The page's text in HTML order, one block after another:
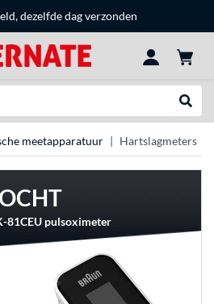
dezelfde dag verzonden
meetapparatuur Hartslagmeters
81CEU pulsoximeter